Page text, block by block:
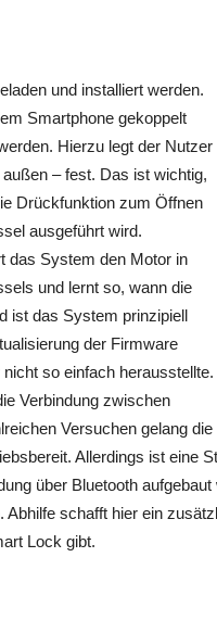
und installiert werden.
Smartphone gekoppelt
Hierzu legt der Nutzer
– fest. Das ist wichtig,
Drückfunktion zum Öffnen
ausgeführt wird.
das System den Motor in
und lernt so, wann die
ist das System prinzipiell
der Firmware
so einfach herausstellte.
Verbindung zwischen
Versuchen gelang
Allerdings ist eine
über Bluetooth
schafft hier ein
Lock gibt.